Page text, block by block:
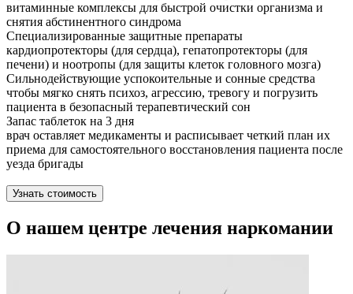
витаминные комплексы для быстрой очистки организма и
снятия абстинентного синдрома
Специализированные защитные препараты
кардиопротекторы (для сердца), гепатопротекторы (для
печени) и ноотропы (для защиты клеток головного мозга)
Сильнодействующие успокоительные и сонные средства
чтобы мягко снять психоз, агрессию, тревогу и погрузить
пациента в безопасный терапевтический сон
Запас таблеток на 3 дня
врач оставляет медикаменты и расписывает четкий план их
приема для самостоятельного восстановления пациента после
уезда бригады
Узнать стоимость
О нашем центре лечения наркомании